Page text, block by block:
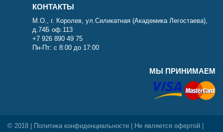
КОНТАКТЫ
М.О., г. Королев, ул.Силикатная (Академика Легостаева),
д.74Б оф.113
+7 926 890 49 75
Пн-Пт: с 8:00 до 17:00
МЫ ПРИНИМАЕМ
© 2018 | Политика конфиденциальности | Не является офертой |